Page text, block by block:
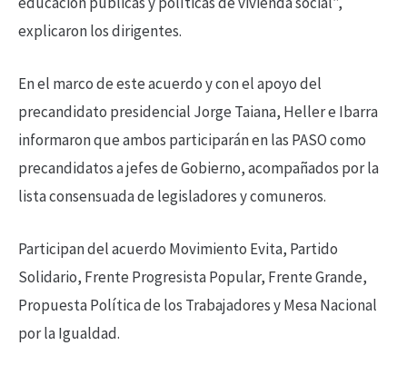
explicaron los dirigentes.
En el marco de este acuerdo y con el apoyo del
precandidato presidencial Jorge Taiana, Heller e Ibarra
informaron que ambos participarán en las PASO como
precandidatos a jefes de Gobierno, acompañados por la
lista consensuada de legisladores y comuneros.
Participan del acuerdo Movimiento Evita, Partido
Solidario, Frente Progresista Popular, Frente Grande,
Propuesta Política de los Trabajadores y Mesa Nacional
por la Igualdad.